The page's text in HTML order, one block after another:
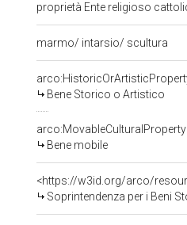
proprietà Ente religioso
marmo/ intarsio/ scultura
Bene Storico o Artistico
arco:MovableCulturalProperty
Bene mobile
<https://w3id.org/arco/
Soprintendenza per i Beni